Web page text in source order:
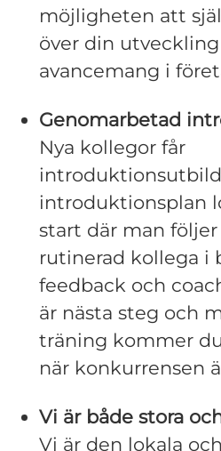
möjligheten att
över din
avancemang i
Genomarbetad
Nya kollegor får
introduktionsplan
start där man
rutinerad kollega i
feedback och
är nästa steg och
träning kommer
när konkurrensen
Vi är både stora
Vi är den lokala